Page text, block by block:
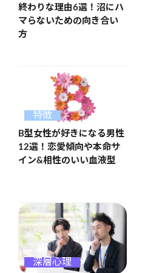
終わりな理由6選！沼にハ
マらないための向き合い
方
特徴
B型女性が好きになる男性
12選！恋愛傾向や本命サ
イン&相性のいい血液型
深層心理